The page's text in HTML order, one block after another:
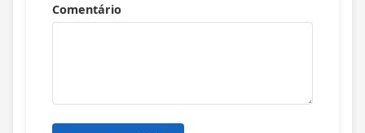
Comentário